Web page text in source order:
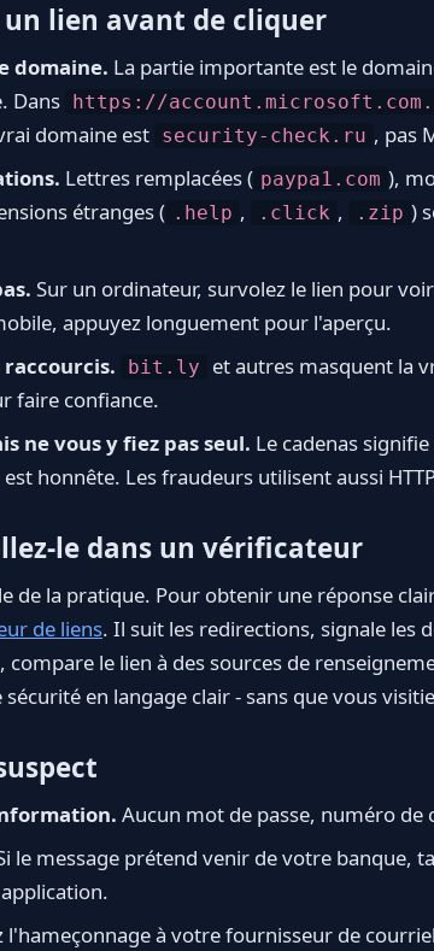
lien avant de cliquer
domaine. La partie importante est le
Dans
https://
domaine est security-check.ru , pas
Lettres remplacées ( paypa1.com ),
étranges ( .help , .click , .zip )
Sur un ordinateur, survolez le lien pour
appuyez longuement pour l'aperçu.
raccourcis.
bit.ly
et autres masquent la
faire confiance.
ne vous y fiez pas seul. Le cadenas
honnête. Les fraudeurs utilisent aussi
le dans un vérificateur
de la pratique. Pour obtenir une réponse
de liens. Il suit les redirections, signale les
le lien à des sources de
en langage clair - sans que vous
Aucun mot de passe, numéro de
le message prétend venir de votre banque,
l'hameçonnage à votre fournisseur de